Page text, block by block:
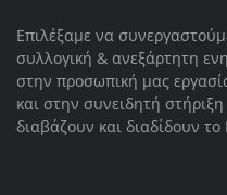
Επιλέξαμε να
συλλογική & ανεξάρτητη
στην προσωπική μας
και στην συνειδητή
διαβάζουν και διαδίδουν το